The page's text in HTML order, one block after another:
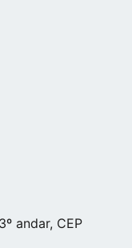
andar, CEP